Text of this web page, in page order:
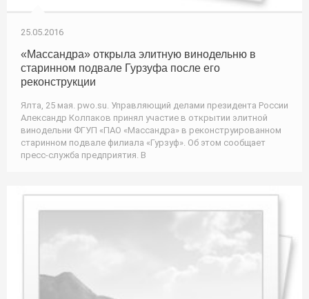
25.05.2016
«Массандра» открыла элитную винодельню в
старинном подвале Гурзуфа после его
реконструкции
Ялта, 25 мая. pwo.su. Управляющий делами президента России
Александр Колпаков принял участие в открытии элитной
винодельни ФГУП «ПАО «Массандра» в реконструированном
старинном подвале филиала «Гурзуф». Об этом сообщает
пресс-служба предприятия. В